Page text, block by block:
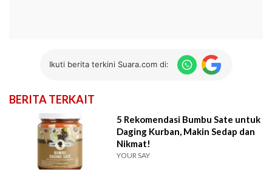
Ikuti berita terkini Suara.com di:
BERITA TERKAIT
5 Rekomendasi Bumbu Sate untuk
Daging Kurban, Makin Sedap dan
Nikmat!
YOUR SAY